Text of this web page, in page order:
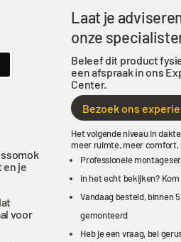
en je
voor
Laat je
onze
Beleef dit product
een afspraak in ons
Center.
Bezoek ons
Het volgende niveau in
meer ruimte, meer
Professionele
In het echt bekijken?
Vandaag besteld, binnen
gemonteerd
Heb je een vraag, bel